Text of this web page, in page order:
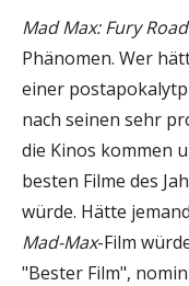
Mad Max: Fury Road
Phänomen. Wer
einer
nach seinen sehr
die Kinos kommen
besten Filme des
würde. Hätte
Mad-Max-Film
"Bester Film",